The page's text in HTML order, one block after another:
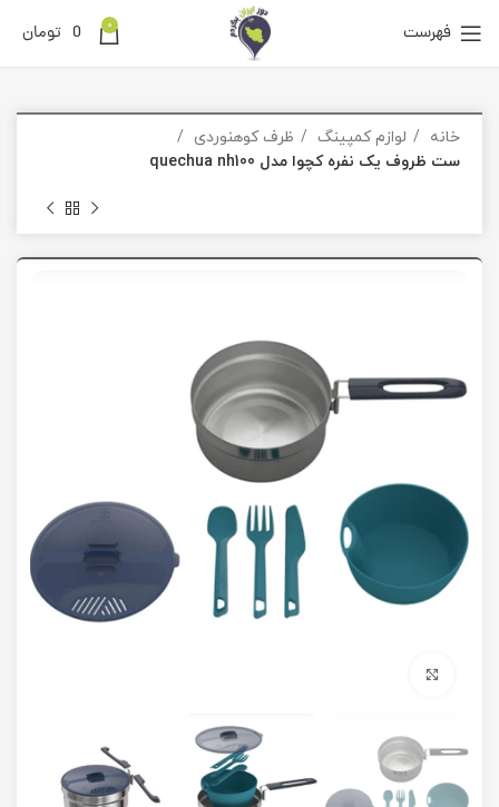
فهرست 0
0 تومان
خانه لوازم کمپینگ
ظرف کوهنوردی
ست ظروف یک نفره کچوا مدل quechua nh100